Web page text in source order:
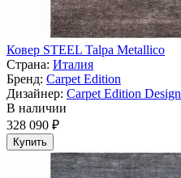
Ковер STEEL Talpa Metallico
Страна: Италия
Бренд: Carpet Edition
Дизайнер: Carpet Edition Design
В наличии
328 090 ₽
Купить